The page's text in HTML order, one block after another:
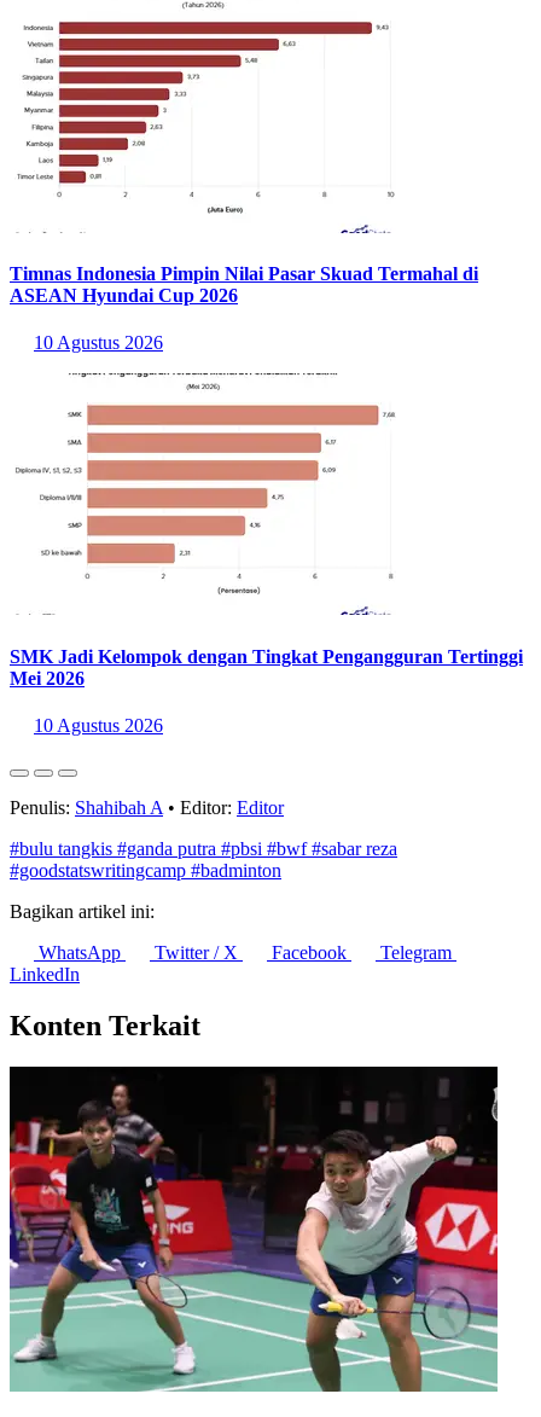
Timnas Indonesia Pimpin Nilai Pasar Skuad Termahal di
ASEAN Hyundai Cup 2026
10 Agustus 2026
SMK Jadi Kelompok dengan Tingkat Pengangguran Tertinggi
Mei 2026
10 Agustus 2026
Penulis: Shahibah A • Editor: Editor
#bulu tangkis #ganda putra #pbsi #bwf#sabar reza
#goodstatswritingcamp #badminton
Bagikan artikel ini:
WhatsApp
Twitter / X Facebook
Telegram
LinkedIn
Konten Terkait